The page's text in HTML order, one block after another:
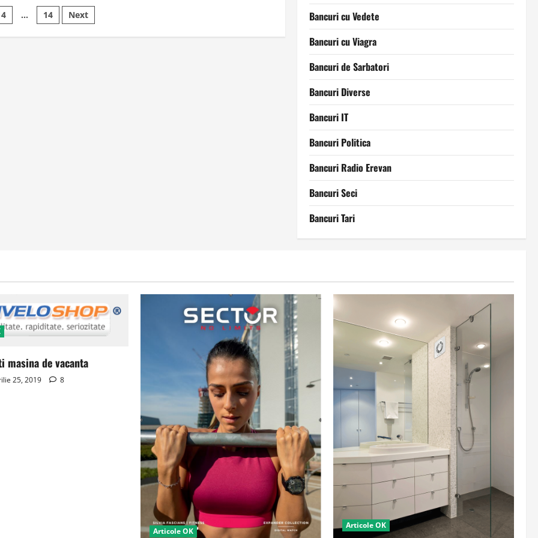
4 … 14 Next
Bancuri cu Vedete
Bancuri cu Viagra
Bancuri de Sarbatori
Bancuri Diverse
Bancuri IT
Bancuri Politica
Bancuri Radio Erevan
Bancuri Seci
Bancuri Tari
masina de vacanta
25, 2019 8
Articole OK
Articole OK